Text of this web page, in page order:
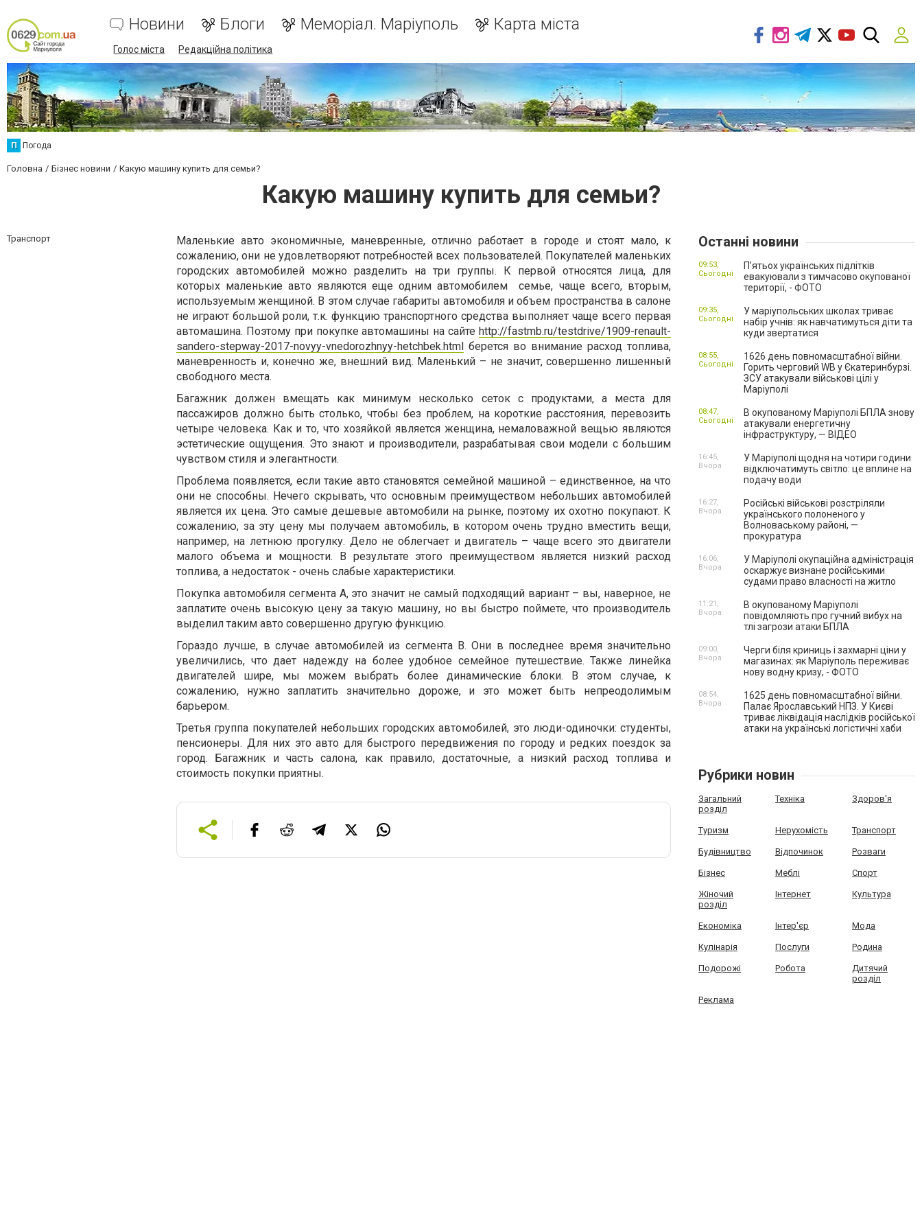
Новини Блоги Меморіал. Маріуполь Карта міста
Голос міста Редакційна політика
П Погода
Головна Бізнес новини Какую машину купить для семьи?
Какую машину купить для семьи?
Транспорт
Маленькие авто экономичные, маневренные, отлично работает в городе и стоят мало, к
сожалению, они не удовлетворяют потребностей всех пользователей. Покупателей маленьких
городских автомобилей можно разделить на три группы. К первой относятся лица, для
которых маленькие авто являются еще одним автомобилем семье, чаще всего, вторым,
используемым женщиной. В этом случае габариты автомобиля и объем пространства в салоне
не играют большой роли, т.к. функцию транспортного средства выполняет чаще всего первая
автомашина. Поэтому при покупке автомашины на сайте http://fastmb.ru/testdrive/1909-renault-
sandero-stepway-2017-novyy-vnedorozhnyy-hetchbek.html берется во внимание расход топлива,
маневренность и, конечно же, внешний вид. Маленький – не значит, совершенно лишенный
свободного места.
Багажник должен вмещать как минимум несколько сеток с продуктами, а места для
пассажиров должно быть столько, чтобы без проблем, на короткие расстояния, перевозить
четыре человека. Как и то, что хозяйкой является женщина, немаловажной вещью являются
эстетические ощущения. Это знают и производители, разрабатывая свои модели с большим
чувством стиля и элегантности.
Проблема появляется, если такие авто становятся семейной машиной – единственное, на что
они не способны. Нечего скрывать, что основным преимуществом небольших автомобилей
является их цена. Это самые дешевые автомобили на рынке, поэтому их охотно покупают. К
сожалению, за эту цену мы получаем автомобиль, в котором очень трудно вместить вещи,
например, на летнюю прогулку. Дело не облегчает и двигатель – чаще всего это двигатели
малого объема и мощности. В результате этого преимуществом является низкий расход
топлива, а недостаток - очень слабые характеристики.
Покупка автомобиля сегмента А, это значит не самый подходящий вариант – вы, наверное, не
заплатите очень высокую цену за такую машину, но вы быстро поймете, что производитель
выделил таким авто совершенно другую функцию.
Гораздо лучше, в случае автомобилей из сегмента B. Они в последнее время значительно
увеличились, что дает надежду на более удобное семейное путешествие. Также линейка
двигателей шире, мы можем выбрать более динамические блоки. В этом случае, к
сожалению, нужно заплатить значительно дороже, и это может быть непреодолимым
барьером.
Третья группа покупателей небольших городских автомобилей, это люди-одиночки: студенты,
пенсионеры. Для них это авто для быстрого передвижения по городу и редких поездок за
город. Багажник и часть салона, как правило, достаточные, а низкий расход топлива и
стоимость покупки приятны.
Останні новини
П’ятьох українських підлітків
евакуювали з тимчасово окупованої
території, - ФОТО
09:53,
Сьогодні
У маріупольських школах триває
набір учнів: як навчатимуться діти та
куди звертатися
09:35,
Сьогодні
1626 день повномасштабної війни.
Горить черговий WB у Єкатеринбурзі.
ЗСУ атакували військові цілі у
Маріуполі
08:55,
Сьогодні
В окупованому Маріуполі БПЛА знову
атакували енергетичну
інфраструктуру, — ВІДЕО
08:47,
Сьогодні
У Маріуполі щодня на чотири години
відключатимуть світло: це вплине на
подачу води
16:45,
Вчора
Російські військові розстріляли
українського полоненого у
Волноваському районі, —
прокуратура
16:27,
Вчора
У Маріуполі окупаційна адміністрація
оскаржує визнане російськими
судами право власності на житло
16:06,
Вчора
В окупованому Маріуполі
повідомляють про гучний вибух на
тлі загрози атаки БПЛА
11:21,
Вчора
Черги біля криниць і захмарні ціни у
магазинах: як Маріуполь переживає
нову водну кризу, - ФОТО
09:00,
Вчора
1625 день повномасштабної війни.
Палає Ярославський НПЗ. У Києві
триває ліквідація наслідків російської
атаки на українські логістичні хаби
08:54,
Вчора
Рубрики новин
Загальний
розділ
Техніка Здоров'я
Туризм Нерухомість Транспорт
Будівництво Відпочинок Розваги
Бізнес Меблі Спорт
Жіночий
розділ
Інтернет Культура
Економіка Інтер'єр Мода
Кулінарія Послуги Родина
Подорожі Робота
Дитячий
розділ
Реклама